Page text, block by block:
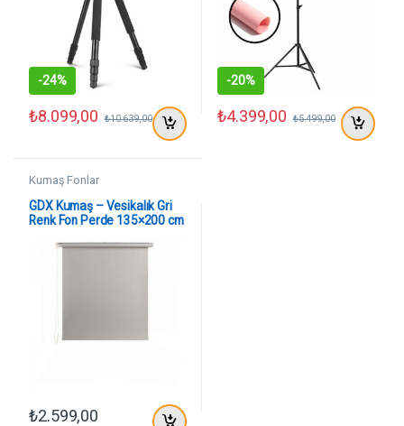
-24%
₺8.099,00 ₺10.639,00
-20%
₺4.399,00 ₺5.499,00
Kumaş Fonlar
GDX Kumaş – Vesikalık Gri
Renk Fon Perde 135×200 cm
₺2.599,00